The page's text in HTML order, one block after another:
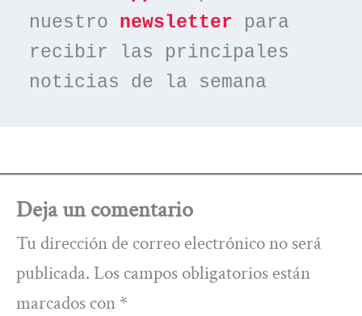
nuestro newsletter para
recibir las principales
noticias de la semana
Deja un comentario
Tu dirección de correo electrónico no será
publicada. Los campos obligatorios están
marcados con *